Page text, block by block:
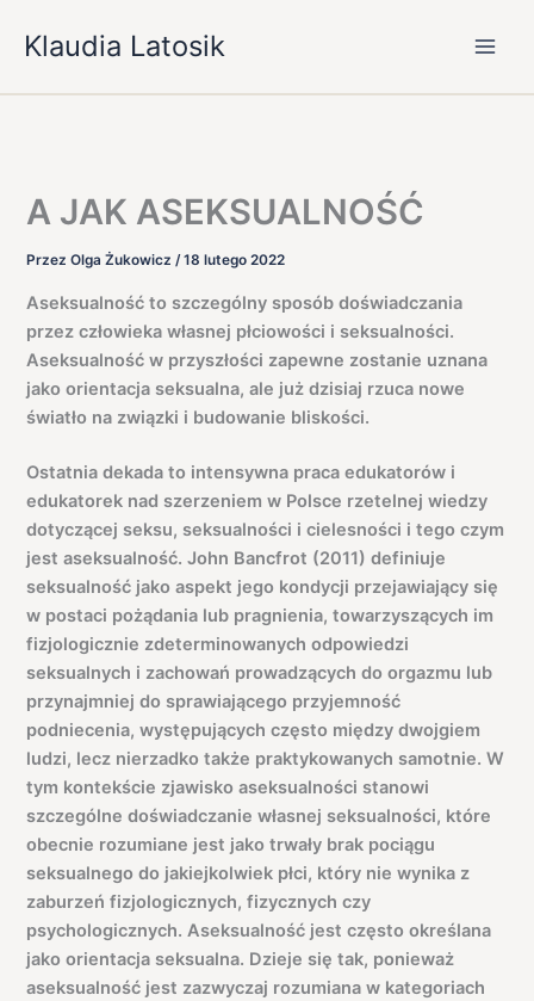
Klaudia Latosik
A JAK ASEKSUALNOŚĆ
PrzezOlga Żukowicz/18 lutego 2022
Aseksualność to szczególny sposób doświadczania
przez człowieka własnej płciowości i seksualności.
Aseksualność w przyszłości zapewne zostanie uznana
jako orientacja seksualna, ale już dzisiaj rzuca nowe
światło na związki i budowanie bliskości.
Ostatnia dekada to intensywna praca edukatorów i
edukatorek nad szerzeniem w Polsce rzetelnej wiedzy
dotyczącej seksu, seksualności i cielesności i tego czym
jest aseksualność. John Bancfrot (2011) definiuje
seksualność jako aspekt jego kondycji przejawiający się
w postaci pożądania lub pragnienia, towarzyszących im
fizjologicznie zdeterminowanych odpowiedzi
seksualnych i zachowań prowadzących do orgazmu lub
przynajmniej do sprawiającego przyjemność
podniecenia, występujących często między dwojgiem
ludzi, lecz nierzadko także praktykowanych samotnie. W
tym kontekście zjawisko aseksualności stanowi
szczególne doświadczanie własnej seksualności, które
obecnie rozumiane jest jako trwały brak pociągu
seksualnego do jakiejkolwiek płci, który nie wynika z
zaburzeń fizjologicznych, fizycznych czy
psychologicznych. Aseksualność jest często określana
jako orientacja seksualna. Dzieje się tak, ponieważ
aseksualność jest zazwyczaj rozumiana w kategoriach